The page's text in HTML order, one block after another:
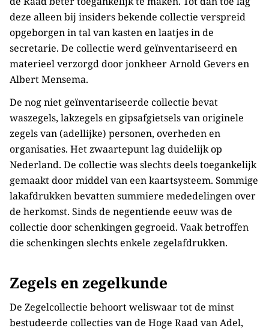
deze alleen bij insiders bekende collectie verspreid
opgeborgen in tal van kasten en laatjes in de
secretarie. De collectie werd geïnventariseerd en
materieel verzorgd door jonkheer Arnold Gevers en
Albert Mensema.
De nog niet geïnventariseerde collectie bevat
waszegels, lakzegels en gipsafgietsels van originele
zegels van (adellijke) personen, overheden en
organisaties. Het zwaartepunt lag duidelijk op
Nederland. De collectie was slechts deels toegankelijk
gemaakt door middel van een kaartsysteem. Sommige
lakafdrukken bevatten summiere mededelingen over
de herkomst. Sinds de negentiende eeuw was de
collectie door schenkingen gegroeid. Vaak betroffen
die schenkingen slechts enkele zegelafdrukken.
Zegels en zegelkunde
De Zegelcollectie behoort weliswaar tot de minst
bestudeerde collecties van de Hoge Raad van Adel,